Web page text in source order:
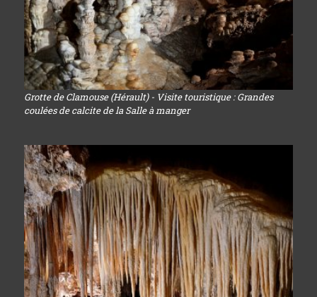
Grotte de Clamouse (Hérault) - Visite touristique : Grandes
coulées de calcite de la Salle à manger